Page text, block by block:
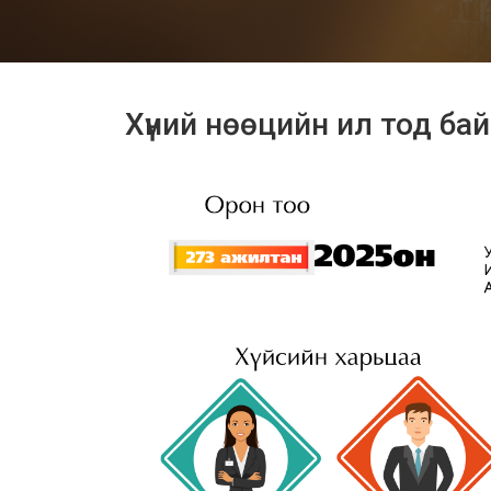
Хүний нөөцийн ил тод